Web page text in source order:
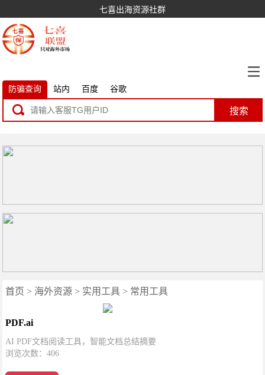
七喜出海资源社群
防骗查询 站内 百度 谷歌
搜索
首页 > 海外资源 > 实用工具 > 常用工具
PDF.ai
AI PDF文档阅读工具，智能文档总结摘要
浏览次数：406